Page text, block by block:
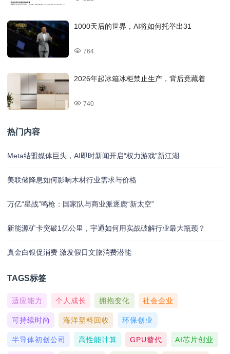
1000天后的世界，AI将如何托举出31
764
2026年起冰箱冰柜禁止生产，背后竟藏着
740
热门内容
Meta结盟媒体巨头，AI即时新闻开启“权力游戏”新江湖
美联储降息如何影响木材行业需求与价格
万亿“星战”鸣枪：国家队与商业派逐鹿“新太空”
新能源矿卡突破1亿公里，宇通如何用实战破解行业最大瓶颈？
真金白银促消费 激发假日文旅消费潜能
TAGS标签
适应能力 个人成长 拥抱变化 社会企业
可持续时尚 海洋塑料回收 环保创业
半导体初创公司 高性能计算 GPU替代 AI芯片创业